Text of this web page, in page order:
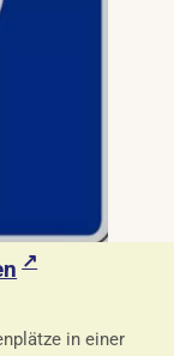
in einer